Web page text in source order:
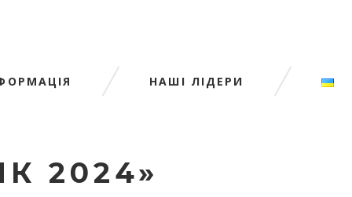
НАШІ ЛІДЕРИ
2024»